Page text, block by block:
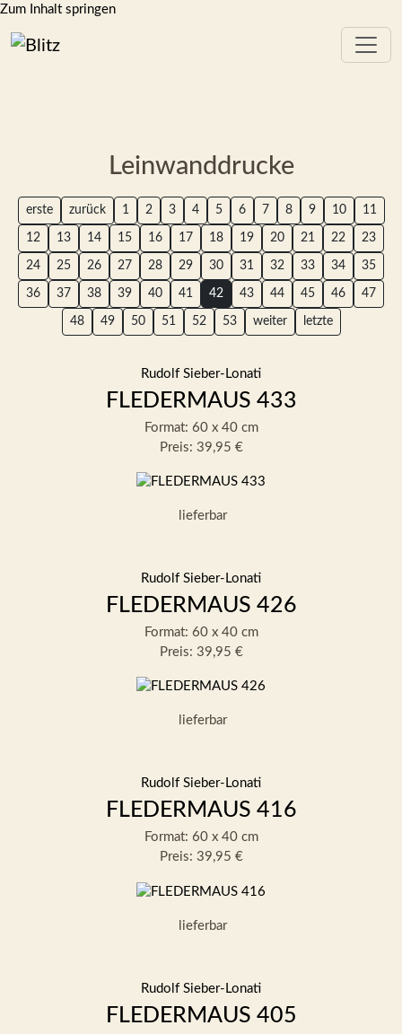
Zum Inhalt springen
Leinwanddrucke
erste zurück 1 2 3 4 5 6 7 8 9 10 11
12 13 14 15 16 17 18 19 20 21 22 23
24 25 26 27 28 29 30 31 32 33 34 35
36 37 38 39 40 41 42 43 44 45 46 47
48 49 50 51 52 53 weiter letzte
Rudolf Sieber-Lonati
FLEDERMAUS 433
Format: 60 x 40 cm
Preis: 39,95 €
lieferbar
Rudolf Sieber-Lonati
FLEDERMAUS 426
Format: 60 x 40 cm
Preis: 39,95 €
lieferbar
Rudolf Sieber-Lonati
FLEDERMAUS 416
Format: 60 x 40 cm
Preis: 39,95 €
lieferbar
Rudolf Sieber-Lonati
FLEDERMAUS 405